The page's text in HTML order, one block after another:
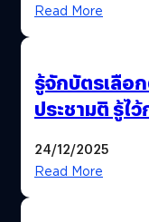
Read More
รู้จักบัตรเลือ
ประชามติ รู้ไ
24/12/2025
Read More